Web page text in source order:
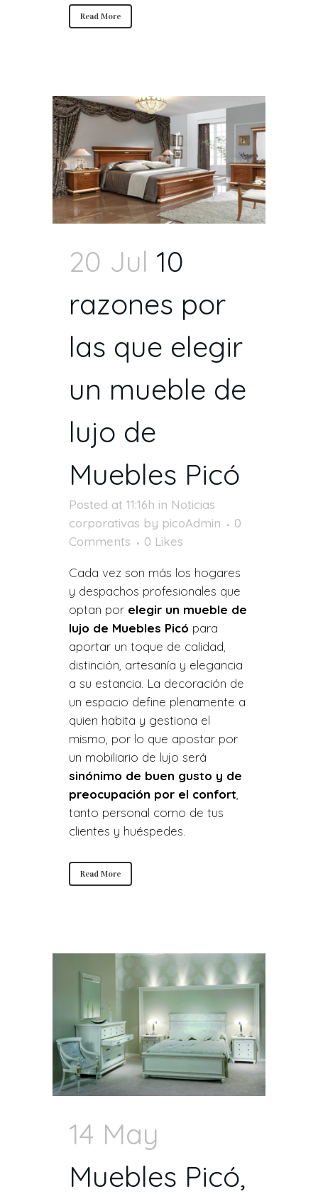
Read More
20 Jul 10
razones por
las que elegir
un mueble de
lujo de
Muebles Picó
Posted at 11:16h in Noticias
corporativas by picoAdmin
0
Comments
0 Likes
Cada vez son más los hogares
y despachos profesionales que
optan por elegir un mueble de
lujo de Muebles Picó para
aportar un toque de calidad,
distinción, artesanía y elegancia
a su estancia. La decoración de
un espacio define plenamente a
quien habita y gestiona el
mismo, por lo que apostar por
un mobiliario de lujo será
sinónimo de buen gusto y de
preocupación por el confort,
tanto personal como de tus
clientes y huéspedes.
Read More
14 May
Muebles Picó,